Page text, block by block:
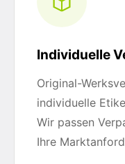
Individuelle
Original-
individuelle
Wir passen
Ihre